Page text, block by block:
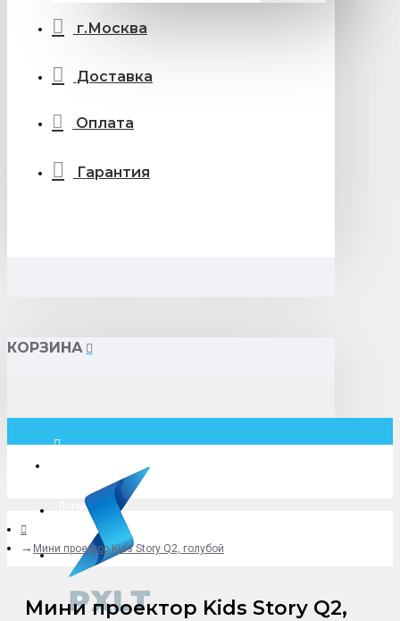
г.Москва
Доставка
Оплата
Гарантия
КОРЗИНА
Логин
+79775619766
Мини проектор Kids Story Q2, голубой
Мини проектор Kids Story Q2,